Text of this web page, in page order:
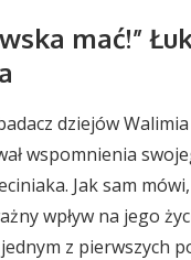
mać!”
dziejów
wspomnienia
Jak sam
wpływ na jego
jednym z pierwszych